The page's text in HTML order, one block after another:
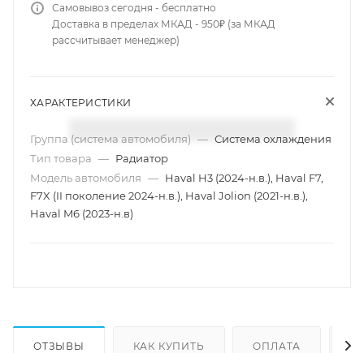
Самовывоз сегодня - бесплатно
Доставка в пределах МКАД - 950₽ (за МКАД
рассчитывает менеджер)
ХАРАКТЕРИСТИКИ
Группа (система автомобиля) — Система охлаждения
Тип товара — Радиатор
Модель автомобиля — Haval H3 (2024-н.в.), Haval F7,
F7X (II поколение 2024-н.в.), Haval Jolion (2021-н.в.),
Haval M6 (2023-н.в)
ОТЗЫВЫ КАК КУПИТЬ ОПЛАТА